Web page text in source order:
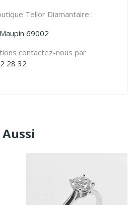
Tellor Diamantaire :
69002
contactez-nous par
28 32